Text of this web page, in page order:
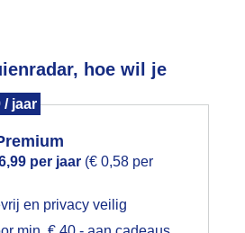
hoe wil je
/ jaar
per jaar (€ 0,58 per
en privacy veilig
Lees meer.
Weerzine
Zoeken in
in de schaduw
locatie gebruiken voor
het weer?